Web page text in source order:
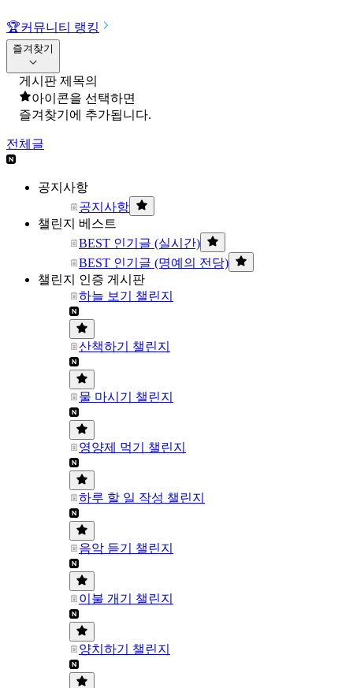
🏆커뮤니티 랭킹
즐겨찾기
게시판 제목의
아이콘을 선택하면
즐겨찾기에 추가됩니다.
전체글
공지사항
공지사항
챌린지 베스트
BEST 인기글 (실시간)
BEST 인기글 (명예의 전당)
챌린지 인증 게시판
하늘 보기 챌린지
산책하기 챌린지
물 마시기 챌린지
영양제 먹기 챌린지
하루 할 일 작성 챌린지
음악 듣기 챌린지
이불 개기 챌린지
양치하기 챌린지